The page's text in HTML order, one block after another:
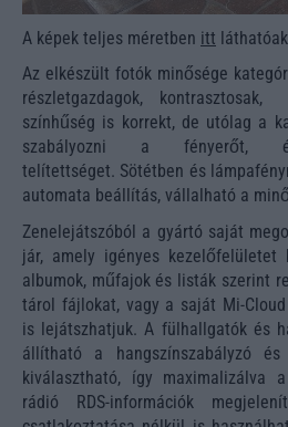
A képek teljes méretben itt
Az elkészült fotók minősége
részletgazdagok,
színhűség is korrekt, de utólag a
szabályozni a fényerőt,
telítettséget. Sötétben és
automata beállítás, vállalható a
Zenelejátszóból a gyártó saját
jár, amely igényes kezelőfelületet
albumok, műfajok és listák szerint
tárol fájlokat, vagy a saját Mi-
is lejátszhatjuk. A fülhallgatók és
állítható a hangszínszabályzó
kiválasztható, így maximalizálva
rádió RDS-információk